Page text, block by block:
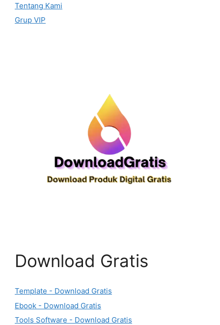
Tentang Kami
Grup VIP
Download Gratis
Template - Download Gratis
Ebook - Download Gratis
Tools Software - Download Gratis